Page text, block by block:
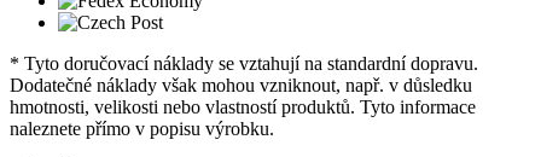
* Tyto doručovací náklady se vztahují na standardní dopravu.
Dodatečné náklady však mohou vzniknout, např. v důsledku
hmotnosti, velikosti nebo vlastností produktů. Tyto informace
naleznete přímo v popisu výrobku.